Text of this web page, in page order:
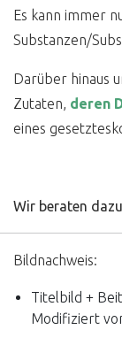
Es kann immer
Substanzen/
Darüber hinaus
Zutaten, deren
eines
Wir beraten
Bildnachweis:
Titelbild +
Modifiziert